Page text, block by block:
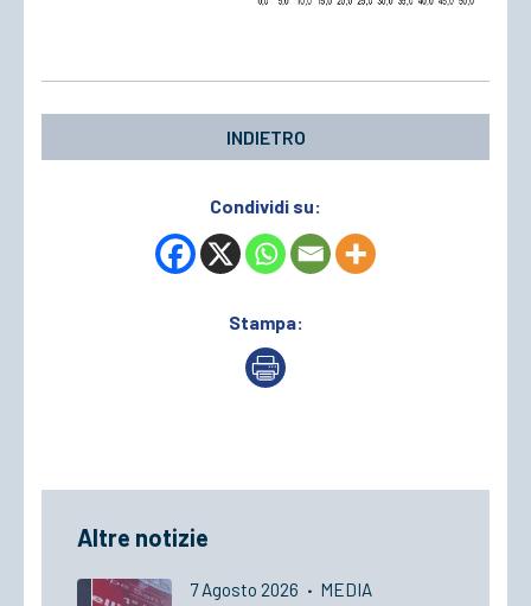
INDIETRO
Condividi su:
Stampa:
Altre notizie
7 Agosto 2026 · MEDIA